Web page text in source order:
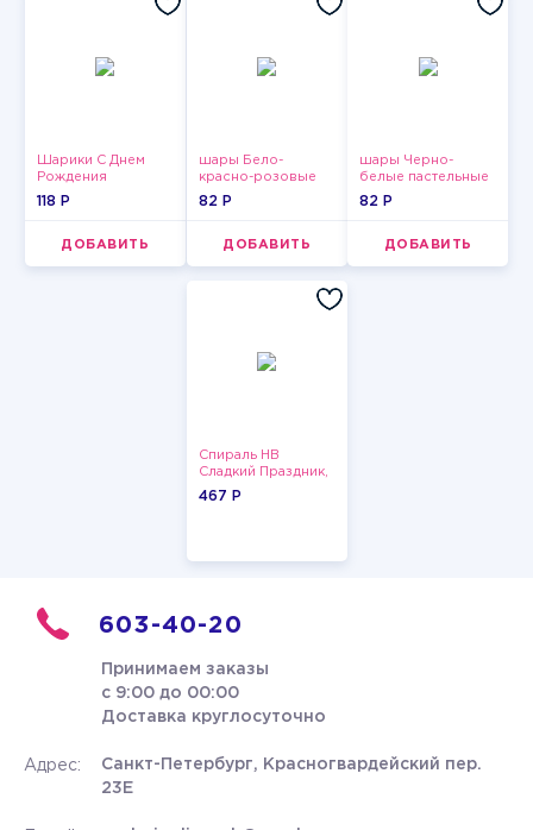
Шарики С Днем
Рождения
118 P
ДОБАВИТЬ
шары Бело-
красно-розовые
пастельные
82 P
ДОБАВИТЬ
шары Черно-
белые пастельные
82 P
ДОБАВИТЬ
Спираль HB
Сладкий Праздник,
12 шт.
467 P
603-40-20
Принимаем заказы
с 9:00 до 00:00
Доставка круглосуточно
Адрес:
Санкт-Петербург, Красногвардейский пер.
23Е